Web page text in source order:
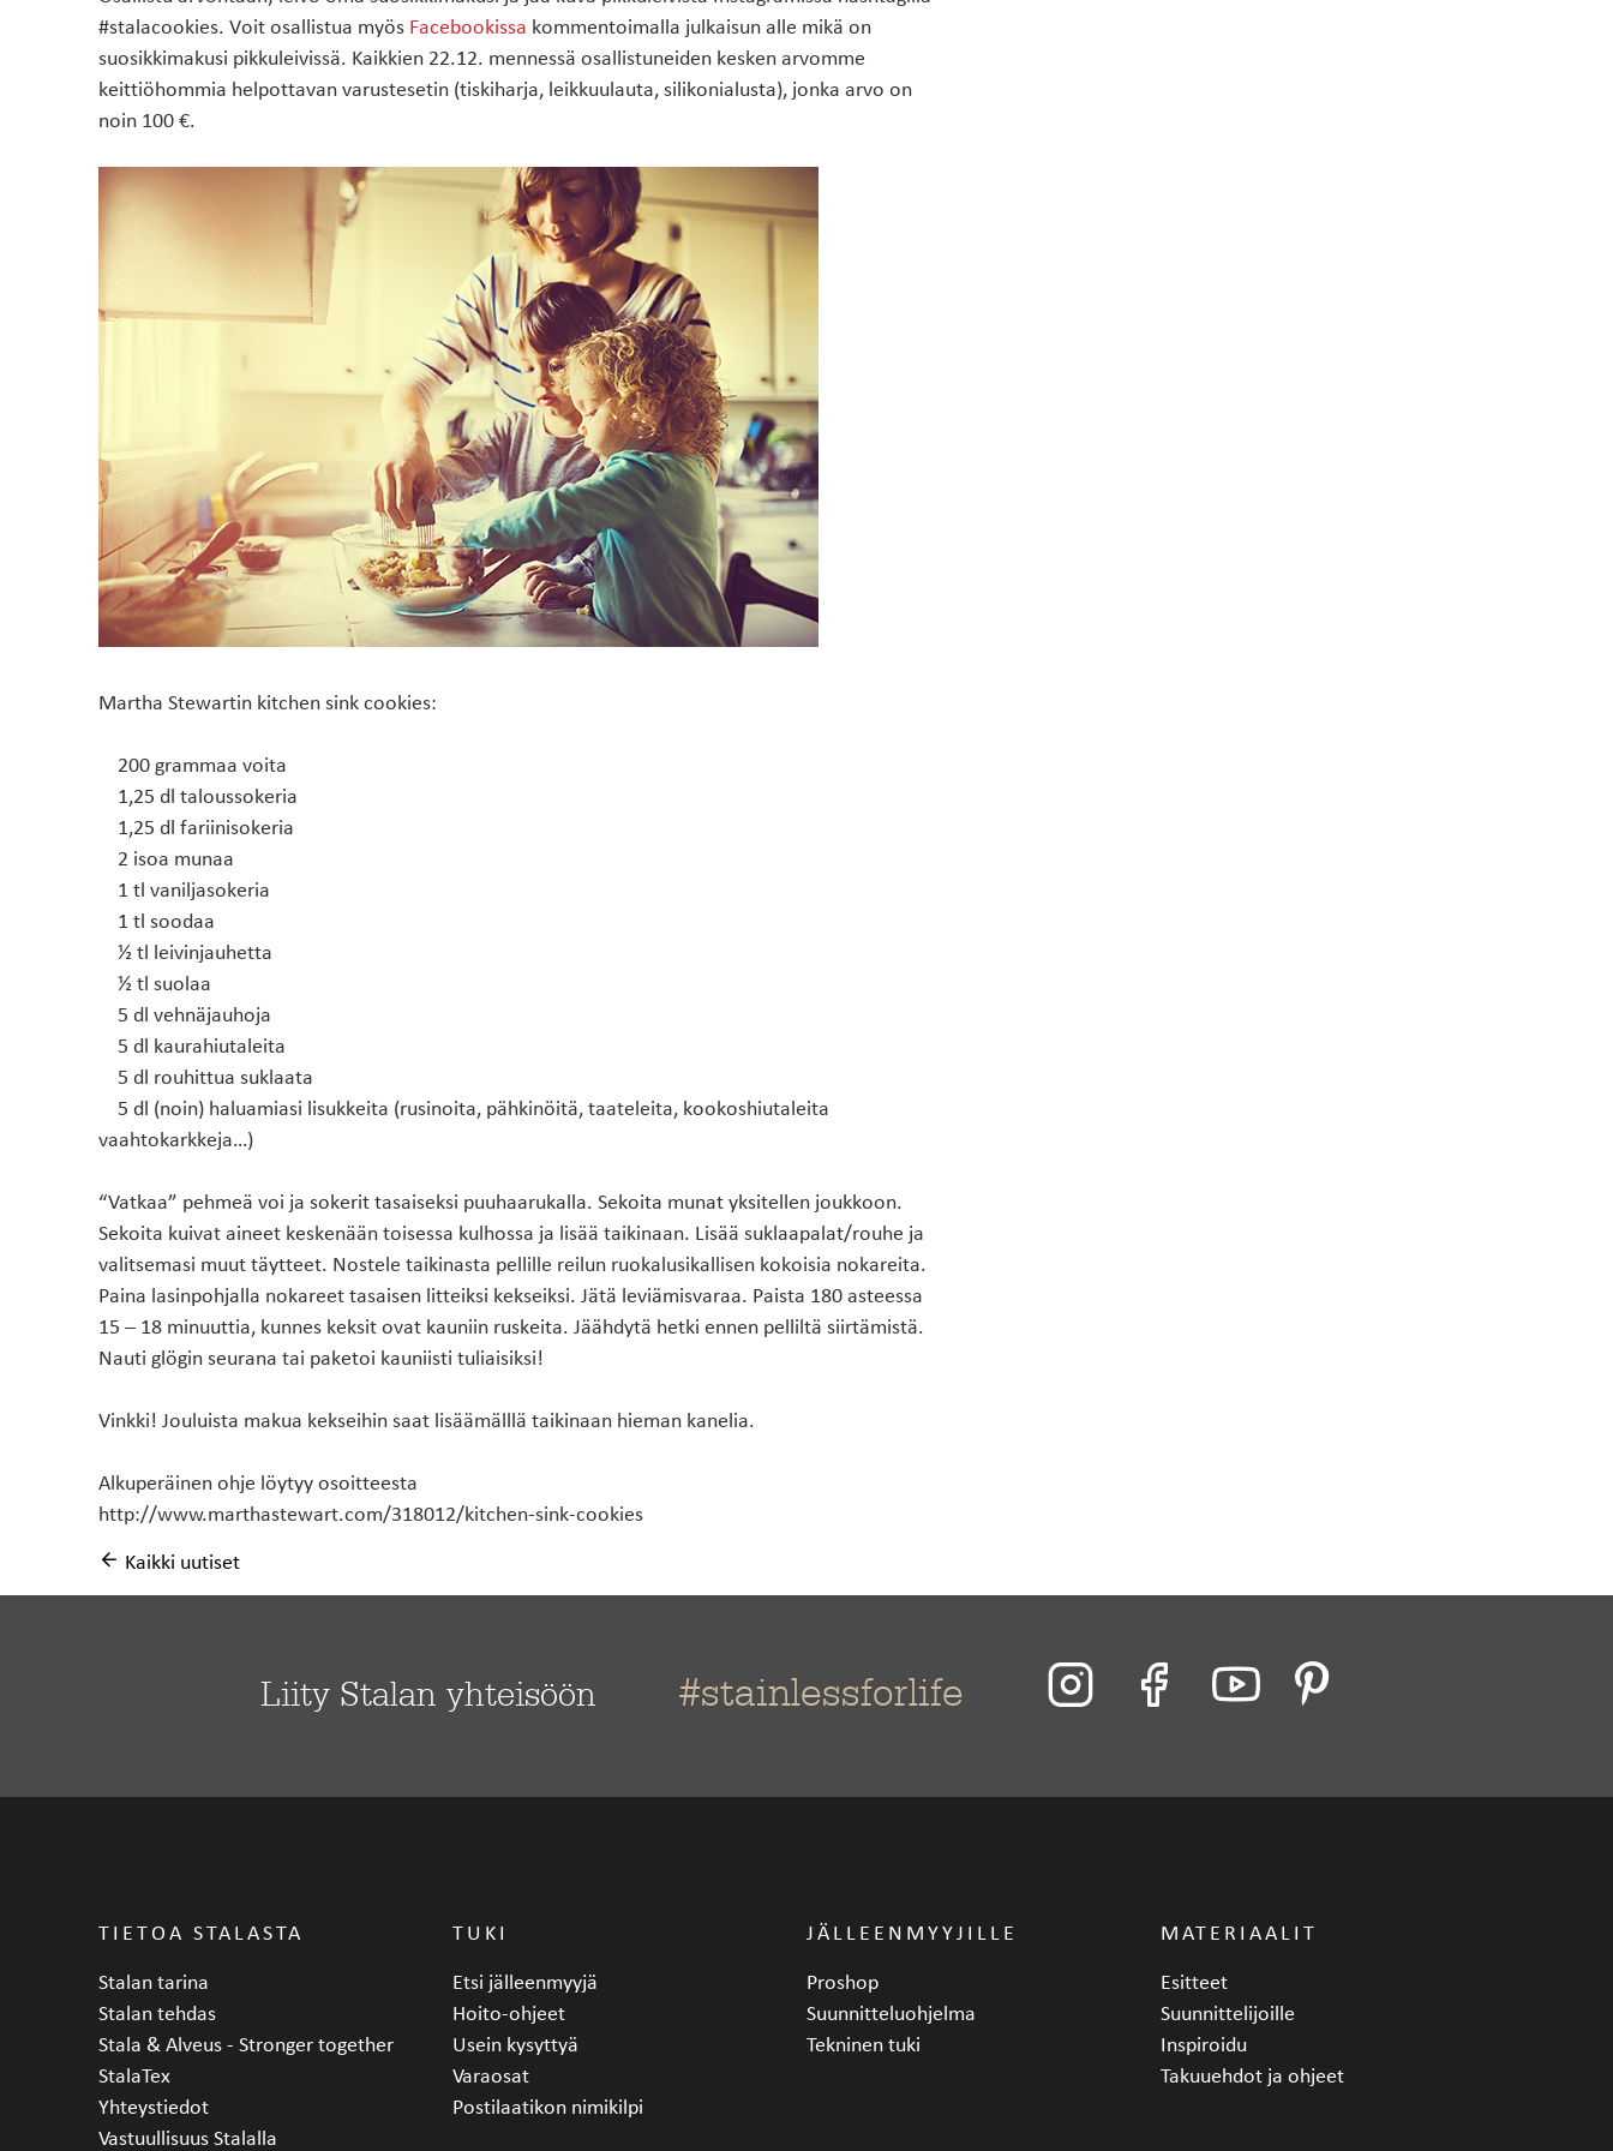
käytettävät
materiaalit
Suunnittelijoille
DESIGNERILLA
MADELLA
#stalacookies. Voit osallistua myös Facebookissa kommentoimalla julkaisun alle mikä on
suosikkimakusi pikkuleivissä. Kaikkien 22.12. mennessä osallistuneiden kesken arvomme
keittiöhommia helpottavan varustesetin (tiskiharja, leikkuulauta, silikonialusta), jonka arvo on
noin 100 €.
Martha Stewartin kitchen sink cookies:
200 grammaa voita
1,25 dl taloussokeria
1,25 dl fariinisokeria
2 isoa munaa
1 tl vaniljasokeria
1 tl soodaa
½ tl leivinjauhetta
½ tl suolaa
5 dl vehnäjauhoja
5 dl kaurahiutaleita
5 dl rouhittua suklaata
5 dl (noin) haluamiasi lisukkeita (rusinoita, pähkinöitä, taateleita, kookoshiutaleita
vaahtokarkkeja…)
“Vatkaa” pehmeä voi ja sokerit tasaiseksi puuhaarukalla. Sekoita munat yksitellen joukkoon.
Sekoita kuivat aineet keskenään toisessa kulhossa ja lisää taikinaan. Lisää suklaapalat/rouhe ja
valitsemasi muut täytteet. Nostele taikinasta pellille reilun ruokalusikallisen kokoisia nokareita.
Paina lasinpohjalla nokareet tasaisen litteiksi kekseiksi. Jätä leviämisvaraa. Paista 180 asteessa
15 – 18 minuuttia, kunnes keksit ovat kauniin ruskeita. Jäähdytä hetki ennen pelliltä siirtämistä.
Nauti glögin seurana tai paketoi kauniisti tuliaisiksi!
Vinkki! Jouluista makua kekseihin saat lisäämälllä taikinaan hieman kanelia.
Alkuperäinen ohje löytyy osoitteesta
http://www.marthastewart.com/318012/kitchen-sink-cookies
Kaikki uutiset
Liity Stalan yhteisöön #stainlessforlife
TIETOA STALASTA
Stalan tarina
Stalan tehdas
Stala & Alveus - Stronger together
StalaTex
Yhteystiedot
Vastuullisuus Stalalla
TUKI
Etsi jälleenmyyjä
Hoito-ohjeet
Usein kysyttyä
Varaosat
Postilaatikon nimikilpi
JÄLLEENMYYJILLE
Proshop
Suunnitteluohjelma
Tekninen tuki
MATERIAALIT
Esitteet
Suunnittelijoille
Inspiroidu
Takuuehdot ja ohjeet